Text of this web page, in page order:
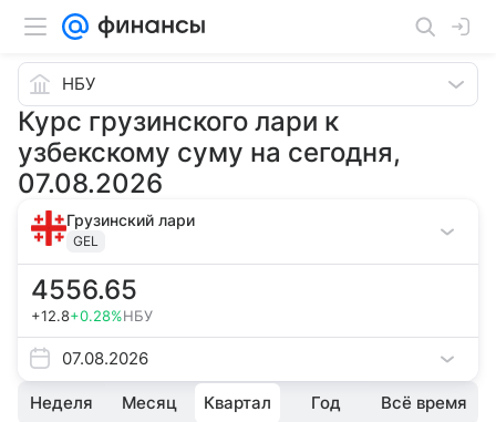
Курс грузинского лари к
узбекскому суму на сегодня,
07.08.2026
НБУ
Грузинский лари
GEL
4556.65
+12.8+0.28%НБУ
07.08.2026
Неделя Месяц Квартал Год Всё время